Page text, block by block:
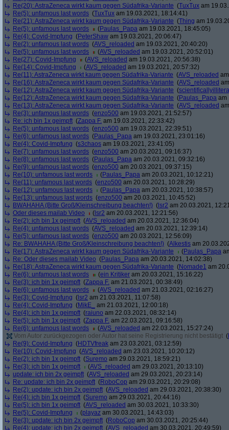
Re(20): AstraZeneca wirkt kaum gegen Südafrika-Variante (TuxTux am
Re(5): unfamous last words (TuxTux am 19.03.2021, 18:14:41)
Re(21): AstraZeneca wirkt kaum gegen Südafrika-Variante (Thing am
Re(5): unfamous last words
(Paulas_Papa am 19.03.2021, 18:45:05)
Re(4): Covid-Impfung (PeterShaw am 19.03.2021, 20:06:47)
Re(2): unfamous last words (AVS_reloaded am 19.03.2021, 20:40:20)
Re(5): unfamous last words
(AVS_reloaded am 19.03.2021, 20:52:01)
Re(27): Covid-Impfung
(AVS_reloaded am 19.03.2021, 20:56:38)
Re(14): Covid-Impfung
(AVS_reloaded am 19.03.2021, 20:57:32)
Re(11): AstraZeneca wirkt kaum gegen Südafrika-Variante (AVS_reloaded
Re(16): AstraZeneca wirkt kaum gegen Südafrika-Variante (AVS_reloaded
Re(12): AstraZeneca wirkt kaum gegen Südafrika-Variante (
Re(12): AstraZeneca wirkt kaum gegen Südafrika-Variante (Paulas_Papa am
Re(13): AstraZeneca wirkt kaum gegen Südafrika-Variante (AVS_reloaded
Re(3): unfamous last words (enzo500 am 19.03.2021, 21:52:57)
Re: ich bin 1x geimpft (Zappa F. am 19.03.2021, 22:33:42)
Re(5): unfamous last words (enzo500 am 19.03.2021, 22:39:51)
Re(6): unfamous last words (Paulas_Papa am 19.03.2021, 23:01:16)
Re(4): Covid-Impfung (s3chaos am 19.03.2021, 23:41:05)
Re(7): unfamous last words (enzo500 am 20.03.2021, 09:16:37)
Re(8): unfamous last words (Paulas_Papa am 20.03.2021, 09:32:16)
Re(9): unfamous last words (enzo500 am 20.03.2021, 09:37:15)
Re(10): unfamous last words
(Paulas_Papa am 20.03.2021, 10:12:21)
Re(11): unfamous last words (enzo500 am 20.03.2021, 10:28:29)
Re(12): unfamous last words
(Paulas_Papa am 20.03.2021, 10:38:57)
Re(13): unfamous last words (enzo500 am 20.03.2021, 10:45:52)
BWAHAHA (Bitte Groß/Kleinschreibung beachten!) ( lsr2 am 20.03.2021,
Oder dieses mailab Video
( lsr2 am 20.03.2021, 12:21:56)
Re(2): ich bin 1x geimpft (AVS_reloaded am 20.03.2021, 12:36:04)
Re(4): unfamous last words (AVS_reloaded am 20.03.2021, 12:39:14)
Re(5): unfamous last words (enzo500 am 20.03.2021, 12:56:09)
Re: BWAHAHA (Bitte Groß/Kleinschreibung beachten!) (Alkestis am
Re(17): AstraZeneca wirkt kaum gegen Südafrika-Variante
(Paulas_Papa
Re: Oder dieses mailab Video (Paulas_Papa am 20.03.2021, 14:02:38)
Re(18): AstraZeneca wirkt kaum gegen Südafrika-Variante (Nomade1 am
Re(6): unfamous last words
(ein Kritiker am 20.03.2021, 15:16:22)
Re(3): ich bin 1x geimpft (Zappa F. am 21.03.2021, 00:38:49)
Re(6): unfamous last words
(AVS_reloaded am 21.03.2021, 02:16:27)
Re(3): Covid-Impfung ( lsr2 am 21.03.2021, 11:07:58)
Re(4): Covid-Impfung (MikE_
am 21.03.2021, 12:00:18)
Re(4): ich bin 1x geimpft (raiuno am 22.03.2021, 08:32:14)
Re(5): ich bin 1x geimpft (Zappa F. am 22.03.2021, 09:16:58)
Re(6): unfamous last words
(AVS_reloaded am 22.03.2021, 15:27:24)
Vom Autor zurückgezogen oder Autor hat seine Registrierung nicht bestätigt (
Re(9): Covid-Impfung (HDTVfreak am 23.03.2021, 03:12:59)
Re(10): Covid-Impfung (AVS_reloaded am 23.03.2021, 10:20:12)
Re(2): ich bin 1x geimpft (Suremo am 29.03.2021, 18:59:21)
Re(3): ich bin 1x geimpft
(AVS_reloaded am 29.03.2021, 20:13:10)
update: ich bin 2x geimpft (AVS_reloaded am 29.03.2021, 20:23:14)
Re: update: ich bin 2x geimpft (RoboCop am 29.03.2021, 20:29:08)
Re(2): update: ich bin 2x geimpft (AVS_reloaded am 29.03.2021, 20:38:30)
Re(4): ich bin 1x geimpft (Suremo am 29.03.2021, 20:44:16)
Re(5): ich bin 1x geimpft (AVS_reloaded am 30.03.2021, 10:33:30)
Re(5): Covid-Impfung
(playaz am 30.03.2021, 14:43:03)
Re(3): update: ich bin 2x geimpft (RoboCop am 30.03.2021, 20:25:44)
Re(4): update: ich bin 2x geimpft (AVS_reloaded am 30.03.2021, 20:49:59)